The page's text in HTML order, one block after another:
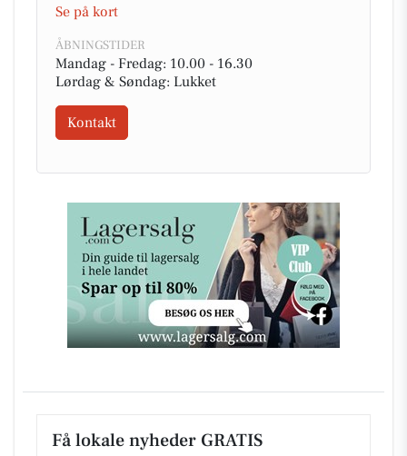
Se på kort
ÅBNINGSTIDER
Mandag - Fredag: 10.00 - 16.30
Lørdag & Søndag: Lukket
Kontakt
Få lokale nyheder GRATIS